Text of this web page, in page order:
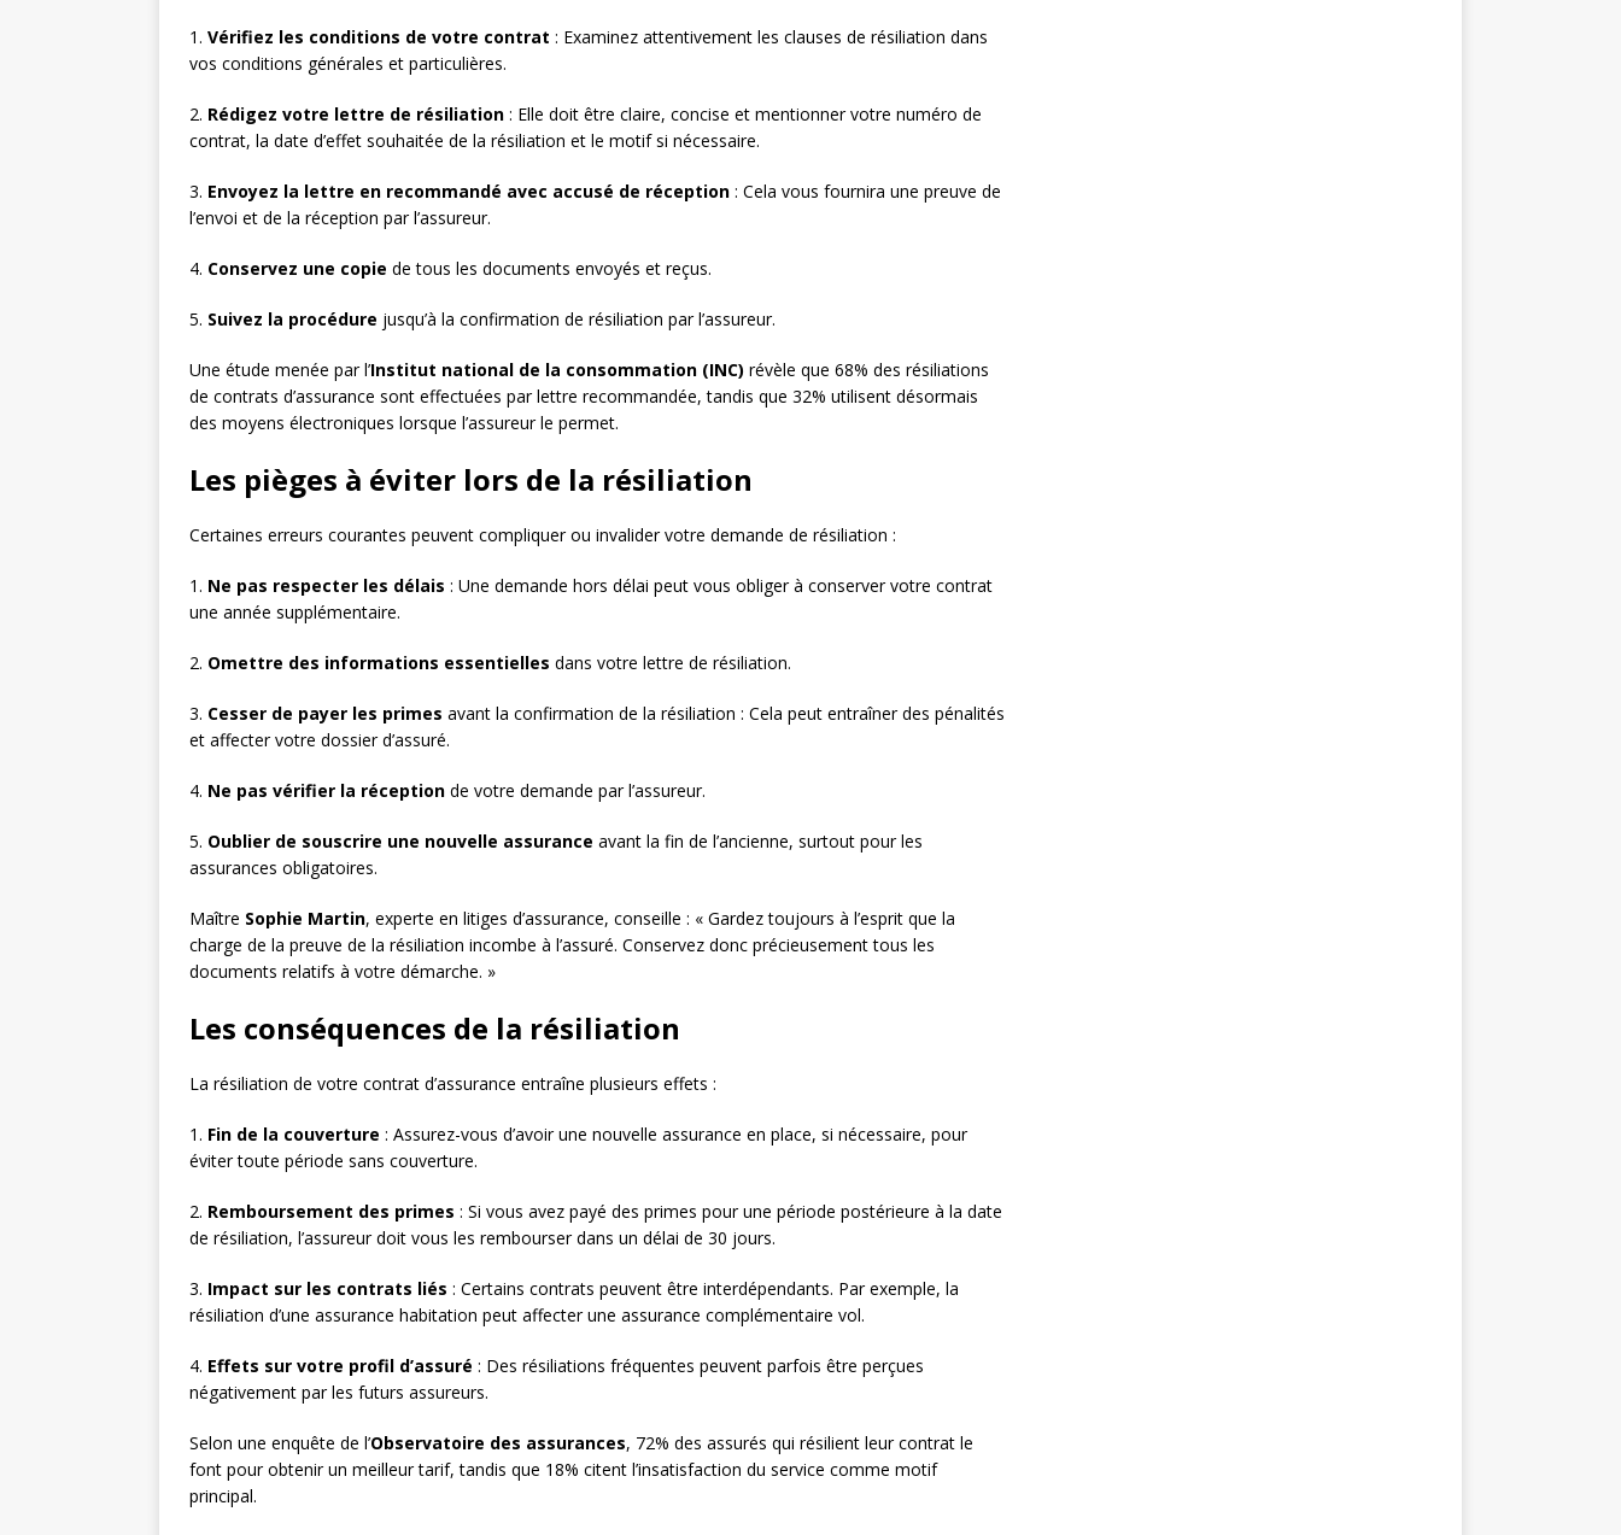
1. Vérifiez les conditions de votre contrat : Examinez attentivement les clauses de résiliation dans
vos conditions générales et particulières.
2. Rédigez votre lettre de résiliation : Elle doit être claire, concise et mentionner votre numéro de
contrat, la date d’effet souhaitée de la résiliation et le motif si nécessaire.
3. Envoyez la lettre en recommandé avec accusé de réception : Cela vous fournira une preuve de
l’envoi et de la réception par l’assureur.
4. Conservez une copie de tous les documents envoyés et reçus.
5. Suivez la procédure jusqu’à la confirmation de résiliation par l’assureur.
Une étude menée par l’Institut national de la consommation (INC) révèle que 68% des résiliations
de contrats d’assurance sont effectuées par lettre recommandée, tandis que 32% utilisent désormais
des moyens électroniques lorsque l’assureur le permet.
Les pièges à éviter lors de la résiliation
Certaines erreurs courantes peuvent compliquer ou invalider votre demande de résiliation :
1. Ne pas respecter les délais : Une demande hors délai peut vous obliger à conserver votre contrat
une année supplémentaire.
2. Omettre des informations essentielles dans votre lettre de résiliation.
3. Cesser de payer les primes avant la confirmation de la résiliation : Cela peut entraîner des pénalités
et affecter votre dossier d’assuré.
4. Ne pas vérifier la réception de votre demande par l’assureur.
5. Oublier de souscrire une nouvelle assurance avant la fin de l’ancienne, surtout pour les
assurances obligatoires.
Maître Sophie Martin, experte en litiges d’assurance, conseille : « Gardez toujours à l’esprit que la
charge de la preuve de la résiliation incombe à l’assuré. Conservez donc précieusement tous les
documents relatifs à votre démarche. »
Les conséquences de la résiliation
La résiliation de votre contrat d’assurance entraîne plusieurs effets :
1. Fin de la couverture : Assurez-vous d’avoir une nouvelle assurance en place, si nécessaire, pour
éviter toute période sans couverture.
2. Remboursement des primes : Si vous avez payé des primes pour une période postérieure à la date
de résiliation, l’assureur doit vous les rembourser dans un délai de 30 jours.
3. Impact sur les contrats liés : Certains contrats peuvent être interdépendants. Par exemple, la
résiliation d’une assurance habitation peut affecter une assurance complémentaire vol.
4. Effets sur votre profil d’assuré : Des résiliations fréquentes peuvent parfois être perçues
négativement par les futurs assureurs.
Selon une enquête de l’Observatoire des assurances, 72% des assurés qui résilient leur contrat le
font pour obtenir un meilleur tarif, tandis que 18% citent l’insatisfaction du service comme motif
principal.